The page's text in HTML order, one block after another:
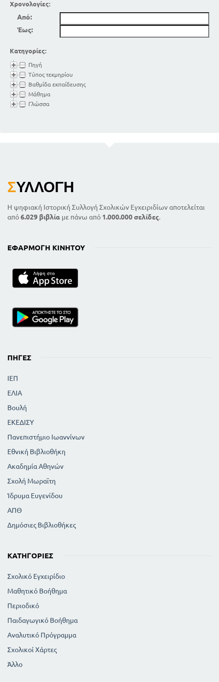
Χρονολογίες:
Από:
Έως:
Κατηγορίες:
Πηγή
Τύπος τεκμηρίου
Βαθμίδα εκπαίδευσης
Μάθημα
Γλώσσα
ΣΥΛΛΟΓΉ
Η ψηφιακή Ιστορική Συλλογή Σχολικών Εγχειριδίων αποτελείται
από6.029 βιβλία με πάνω από 1.000.000 σελίδες.
ΕΦΑΡΜΟΓΉ ΚΙΝΗΤΟΎ
ΠΗΓΈΣ
ΙΕΠ
ΕΛΙΑ
Βουλή
ΕΚΕΔΙΣΥ
Πανεπιστήμιο Ιωαννίνων
Εθνική Βιβλιοθήκη
Ακαδημία Αθηνών
Σχολή Μωραϊτη
Ίδρυμα Ευγενίδου
ΑΠΘ
Δημόσιες Βιβλιοθήκες
ΚΑΤΗΓΟΡΊΕΣ
Σχολικό Εγχειρίδιο
Μαθητικό Βοήθημα
Περιοδικό
Παιδαγωγικό Βοήθημα
Αναλυτικό Πρόγραμμα
Σχολικοί Χάρτες
Άλλο